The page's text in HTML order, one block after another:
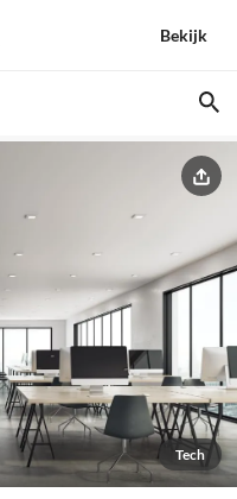
Bekijk
Tech